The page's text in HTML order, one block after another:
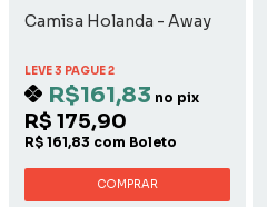
Camisa Holanda - Away
LEVE 3 PAGUE 2
R$161,83 no pix
R$ 175,90
R$ 161,83 com Boleto
COMPRAR